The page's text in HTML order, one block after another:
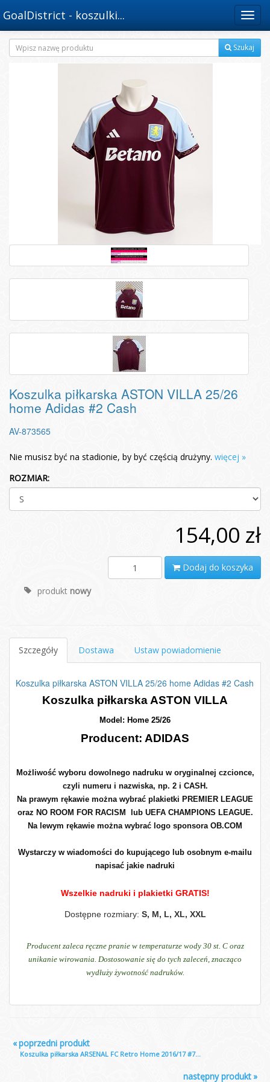
Menu
GoalDistrict - koszulki...
Szukaj
Koszulka piłkarska ASTON VILLA 25/26
home Adidas #2 Cash
AV-873565
Nie musisz być na stadionie, by być częścią drużyny. więcej »
ROZMIAR:
154,00 zł
Dodaj do koszyka
produkt nowy
Szczegóły Dostawa Ustaw powiadomienie
Koszulka piłkarska ASTON VILLA 25/26 home Adidas #2 Cash
Koszulka piłkarska ASTON VILLA
Model: Home 25/26
Producent: ADIDAS
Możliwość wyboru dowolnego nadruku w oryginalnej czcionce,
czyli numeru i nazwiska, np. 2 i CASH.
Na prawym rękawie można wybrać plakietki PREMIER LEAGUE
oraz NO ROOM FOR RACISM lub UEFA CHAMPIONS LEAGUE.
Na lewym rękawie można wybrać logo sponsora OB.COM
Wystarczy w wiadomości do kupującego lub osobnym e-mailu
napisać jakie nadruki
Wszelkie nadruki i plakietki GRATIS!
Dostępne rozmiary: S, M, L, XL, XXL
Producent zaleca ręczne pranie w temperaturze wody 30 st. C oraz
unikanie wirowania. Dostosowanie się do tych zaleceń, znacząco
wydłuży żywotność nadruków.
«poprzedni produkt
Koszulka piłkarska ARSENAL FC Retro Home 2016/17 #7...
»
następny produkt